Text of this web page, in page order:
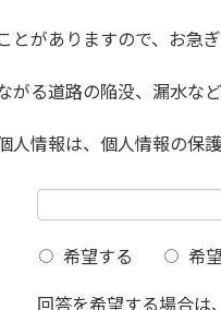
とがありますので、お急
がる道路の陥没、漏水な
人情報は、個人情報の保
希望する
希
回答を希望する場合は